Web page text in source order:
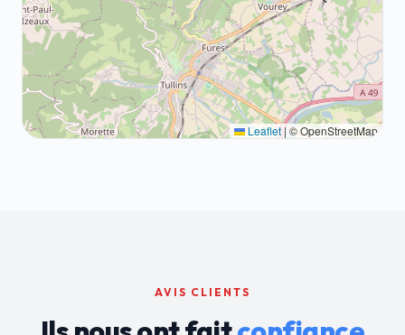
Leaflet |© OpenStreetMap
AVIS CLIENTS